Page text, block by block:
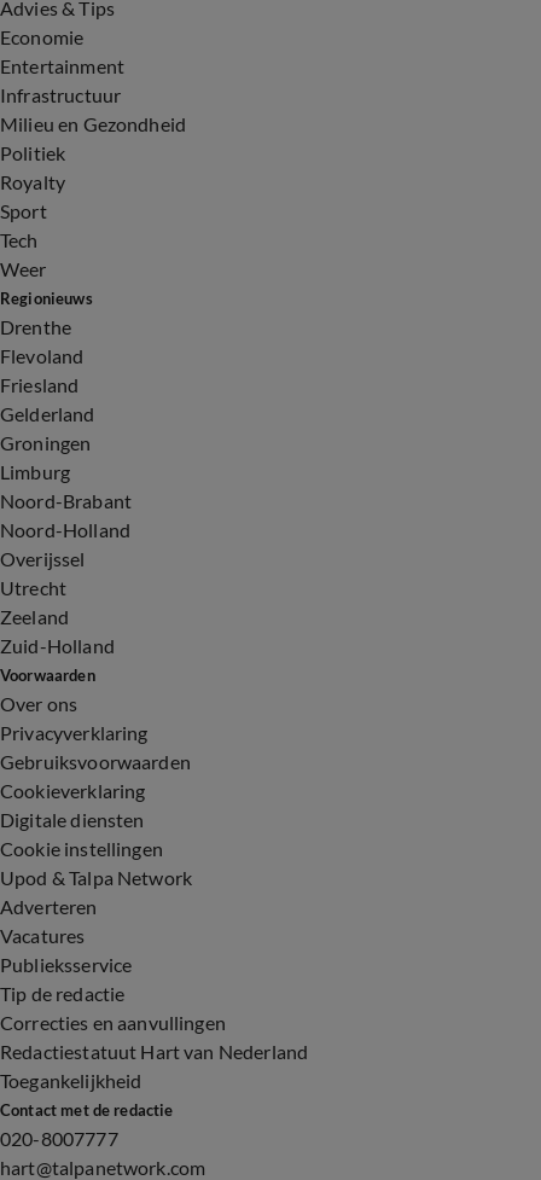
Advies & Tips
Economie
Entertainment
Infrastructuur
Milieu en Gezondheid
Politiek
Royalty
Sport
Tech
Weer
Regionieuws
Drenthe
Flevoland
Friesland
Gelderland
Groningen
Limburg
Noord-Brabant
Noord-Holland
Overijssel
Utrecht
Zeeland
Zuid-Holland
Voorwaarden
Over ons
Privacyverklaring
Gebruiksvoorwaarden
Cookieverklaring
Digitale diensten
Cookie instellingen
Upod & Talpa Network
Adverteren
Vacatures
Publieksservice
Tip de redactie
Correcties en aanvullingen
Redactiestatuut Hart van Nederland
Toegankelijkheid
Contact met de redactie
020-8007777
hart@talpanetwork.com